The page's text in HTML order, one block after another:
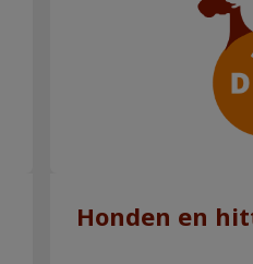
Honden en